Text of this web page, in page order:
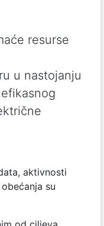
resurse
u nastojanju
aktivnosti
su